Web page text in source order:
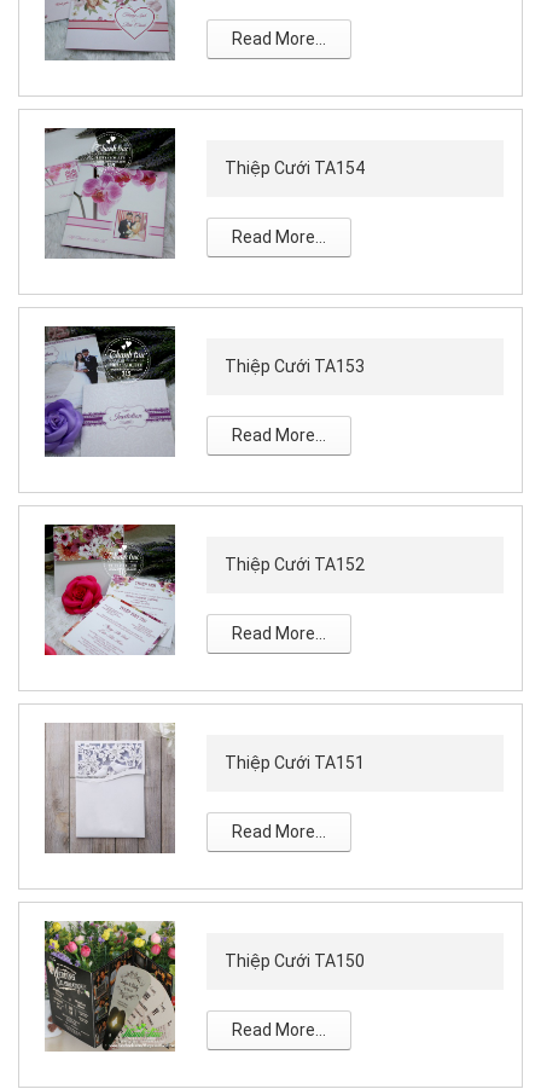
Read More...
Thiệp Cưới TA154
Read More...
Thiệp Cưới TA153
Read More...
Thiệp Cưới TA152
Read More...
Thiệp Cưới TA151
Read More...
Thiệp Cưới TA150
Read More...